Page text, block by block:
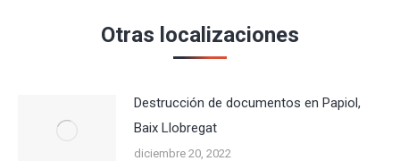
Otras localizaciones
Destrucción de documentos en Papiol,
Baix Llobregat
diciembre 20, 2022